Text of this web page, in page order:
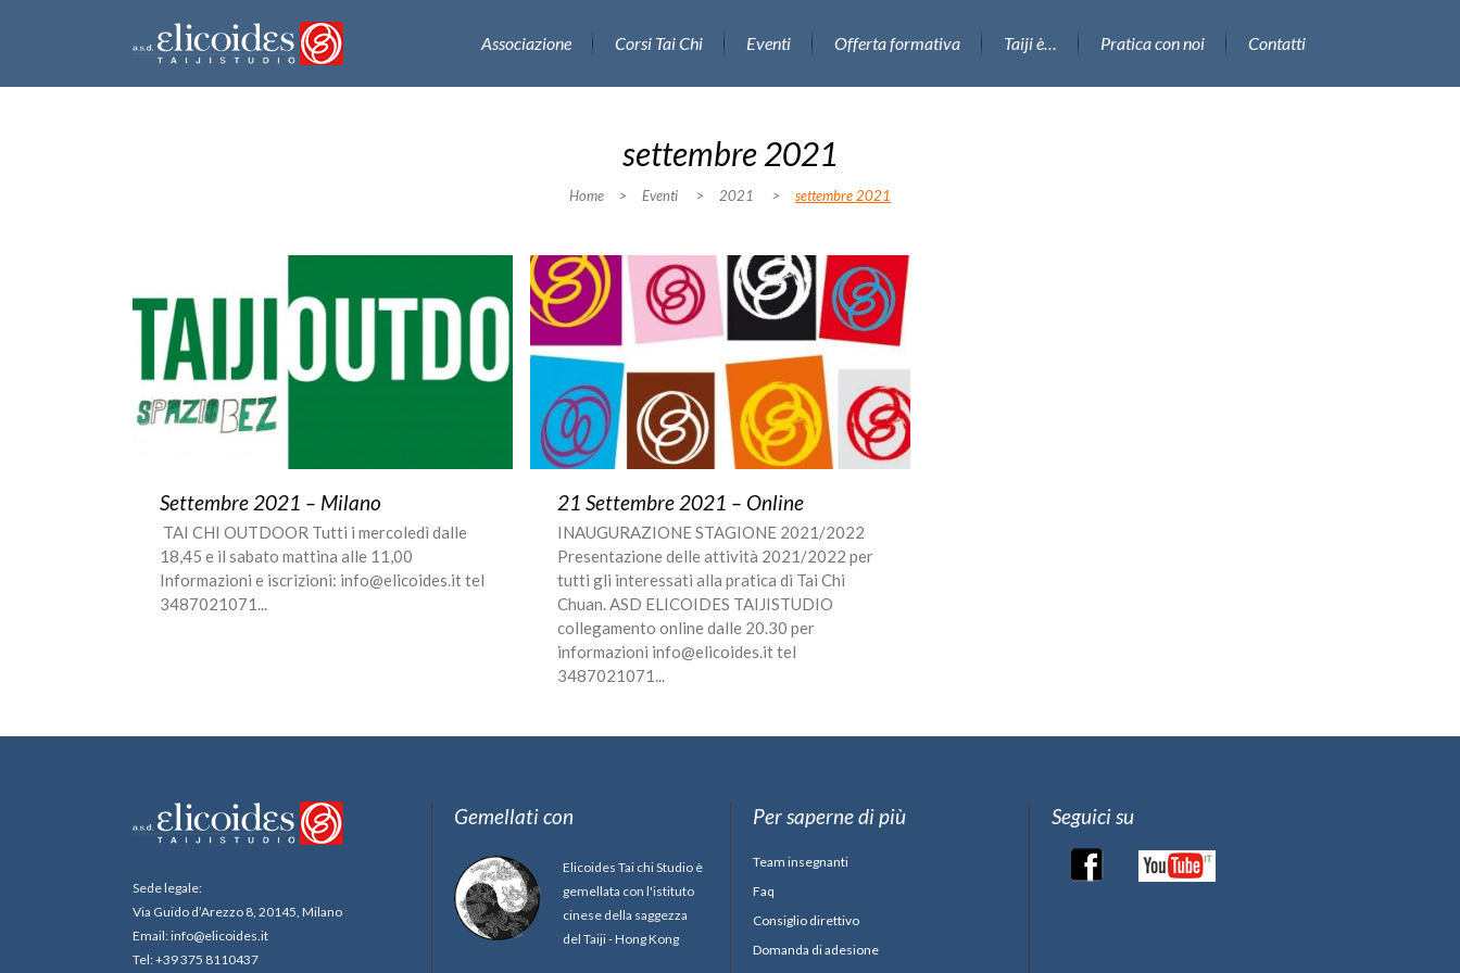
Associazione Corsi Tai Chi Eventi Offerta formativa Taiji è… Pratica con noi Contatti
settembre 2021
Home > Eventi > 2021 > settembre 2021
Settembre 2021 – Milano
TAI CHI OUTDOOR Tutti i mercoledì dalle
18,45 e il sabato mattina alle 11,00
Informazioni e iscrizioni: info@elicoides.it tel
3487021071...
21 Settembre 2021 – Online
INAUGURAZIONE STAGIONE 2021/2022
Presentazione delle attività 2021/2022 per
tutti gli interessati alla pratica di Tai Chi
Chuan. ASD ELICOIDES TAIJISTUDIO
collegamento online dalle 20.30 per
informazioni info@elicoides.it tel
3487021071...
Sede legale:
Via Guido d’Arezzo 8, 20145, Milano
Email: info@elicoides.it
Tel: +39 375 8110437
Gemellati con
Elicoides Tai chi Studio è
gemellata con l'istituto
cinese della saggezza
del Taiji - Hong Kong
Per saperne di più
Team insegnanti
Faq
Consiglio direttivo
Domanda di adesione
Seguici su